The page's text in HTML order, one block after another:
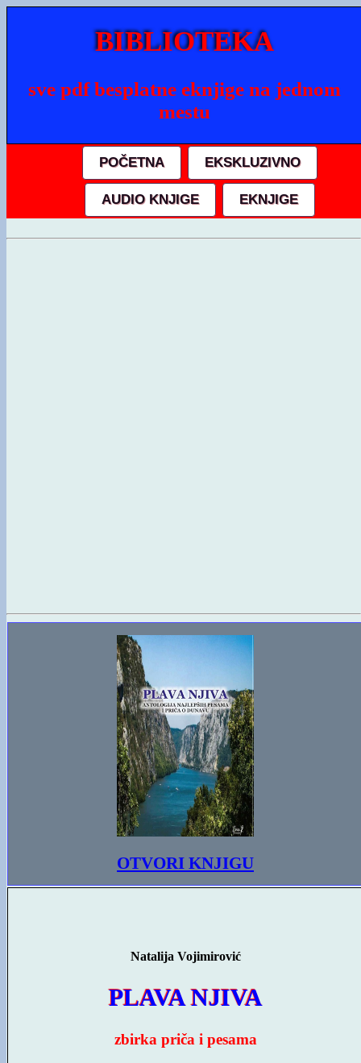
BIBLIOTEKA
sve pdf besplatne eknjige na jednom
mestu
POČETNA EKSKLUZIVNO
AUDIO KNJIGE EKNJIGE
OTVORI KNJIGU
Natalija Vojimirović
PLAVA NJIVA
zbirka priča i pesama